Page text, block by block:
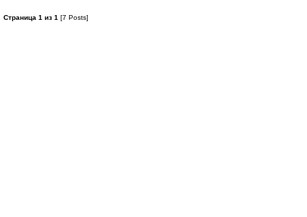
Страница 1 из 1 [7 Posts]